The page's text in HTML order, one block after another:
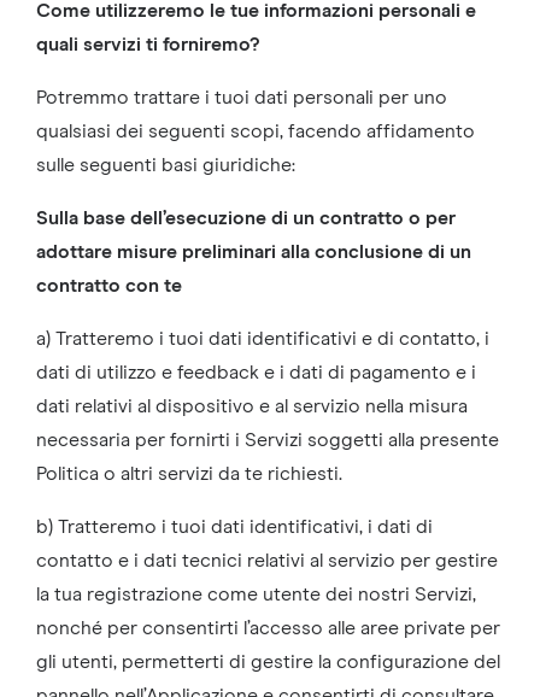
Come utilizzeremo le tue informazioni personali e
quali servizi ti forniremo?
Potremmo trattare i tuoi dati personali per uno
qualsiasi dei seguenti scopi, facendo affidamento
sulle seguenti basi giuridiche:
Sulla base dell’esecuzione di un contratto o per
adottare misure preliminari alla conclusione di un
contratto con te
a) Tratteremo i tuoi dati identificativi e di contatto, i
dati di utilizzo e feedback e i dati di pagamento e i
dati relativi al dispositivo e al servizio nella misura
necessaria per fornirti i Servizi soggetti alla presente
Politica o altri servizi da te richiesti.
b) Tratteremo i tuoi dati identificativi, i dati di
contatto e i dati tecnici relativi al servizio per gestire
la tua registrazione come utente dei nostri Servizi,
nonché per consentirti l’accesso alle aree private per
gli utenti, permetterti di gestire la configurazione del